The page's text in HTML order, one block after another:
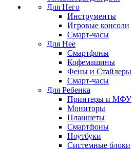
Для Него
Инструменты
Игровые консоли
Смарт-часы
Для Нее
Смартфоны
Кофемашины
Фены и Стайлеры
Смарт-часы
Для Ребенка
Принтеры и МФУ
Мониторы
Планшеты
Смартфоны
Ноутбуки
Системные блоки